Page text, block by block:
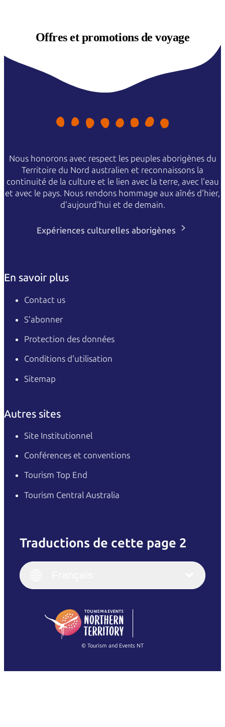
Offres etpromotions de voyage
Nous honorons avec respect les peuples aborigènes du
Territoire du Nord australien et reconnaissons la
continuité de la culture et le lien avec la terre, avec l'eau
et avec le pays. Nous rendons hommage aux aînés d'hier,
d'aujourd'hui et de demain.
Expériences culturelles aborigènes
En savoir plus
Contact us
S’abonner
Protection des données
Conditions d'utilisation
Sitemap
Autres sites
Site Institutionnel
Conférences et conventions
Tourism Top End
Tourism Central Australia
Traductions de cette page 2
English
(Singapore)
Français
Italiano
繁體中文
© Tourism and Events NT